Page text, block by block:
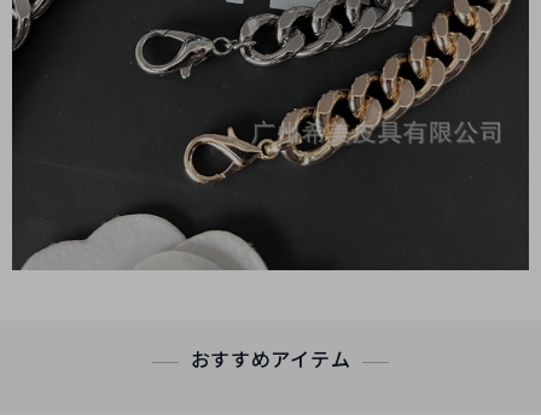
おすすめアイテム